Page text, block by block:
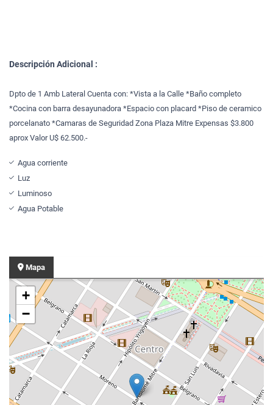
Descripción Adicional :
Dpto de 1 Amb Lateral Cuenta con: *Vista a la Calle *Baño completo
*Cocina con barra desayunadora *Espacio con placard *Piso de ceramico
porcelanato *Camaras de Seguridad Zona Plaza Mitre Expensas $3.800
aprox Valor U$ 62.500.-
Agua corriente
Luz
Luminoso
Agua Potable
Mapa
+
−